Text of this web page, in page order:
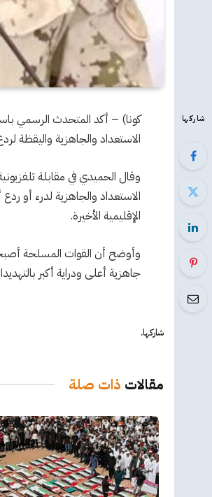
شاركها
كونا) – أكد المتحدث الرسمي باسم
الاستعداد والجاهزية واليقظة
وقال الحميدي في مقابلة
الاستعداد والجاهزية لدرء أو
الإقليمية الأخيرة.
وأوضح أن القوات المسلحة
جاهزية أعلى ودراية أكبر
شاركها.
مقالات ذات صلة